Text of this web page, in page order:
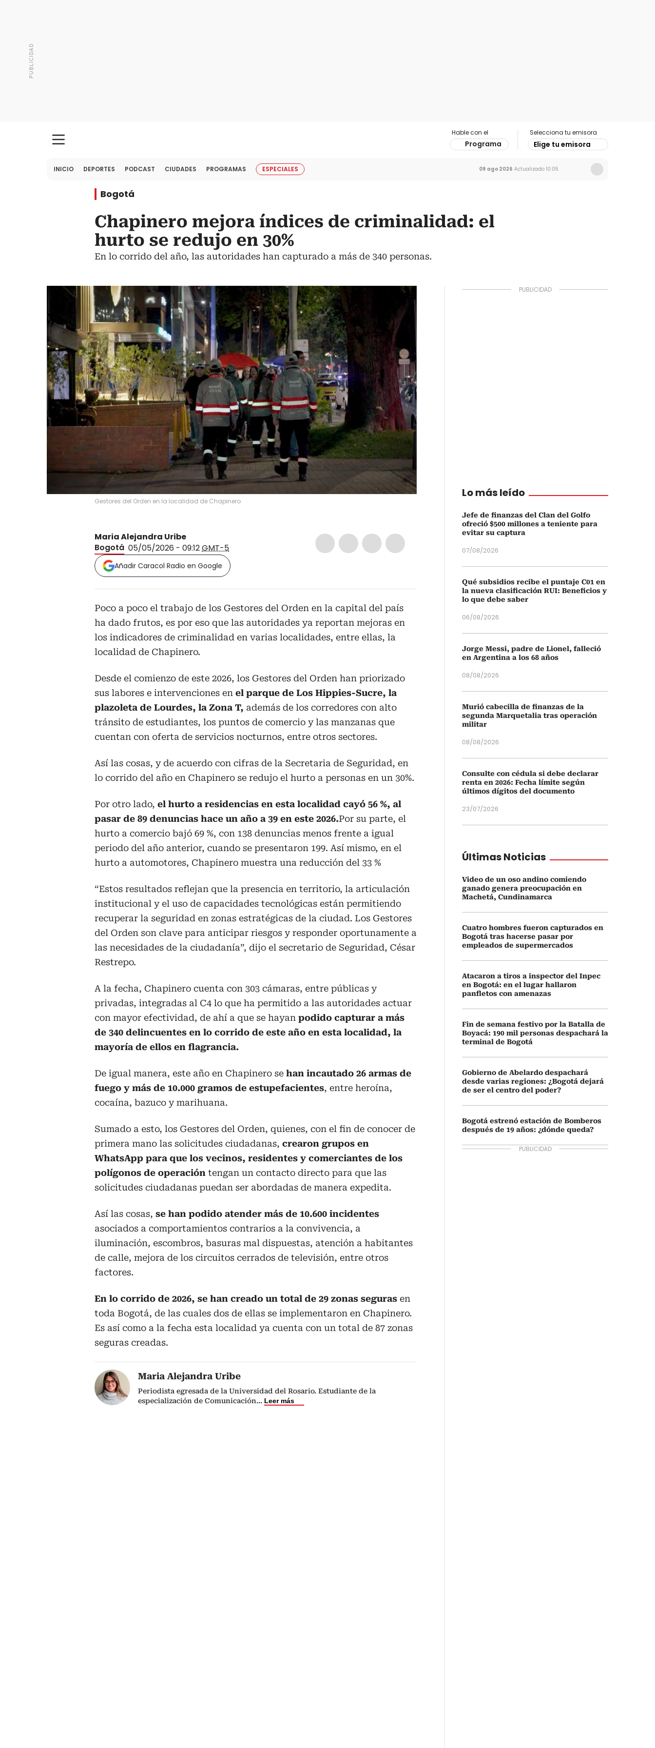
Hable con el
Programa
Selecciona tu emisora
Elige tu emisora
INICIO DEPORTES PODCAST CIUDADES PROGRAMAS ESPECIALES 09 ago 2026 Actualizado 10:05
Bogotá
Chapinero mejora índices de criminalidad: el
hurto se redujo en 30%
En lo corrido del año, las autoridades han capturado a más de 340 personas.
Gestores del Orden en la localidad de Chapinero
Maria Alejandra Uribe
Bogotá 05/05/2026 - 09:12GMT-5
Añadir Caracol Radio en Google
Poco a poco el trabajo de los Gestores del Orden en la capital del país
ha dado frutos, es por eso que las autoridades ya reportan mejoras en
los indicadores de criminalidad en varias localidades, entre ellas, la
localidad de Chapinero.
Desde el comienzo de este 2026, los Gestores del Orden han priorizado
sus labores e intervenciones en el parque de Los Hippies-Sucre, la
plazoleta de Lourdes, la Zona T, además de los corredores con alto
tránsito de estudiantes, los puntos de comercio y las manzanas que
cuentan con oferta de servicios nocturnos, entre otros sectores.
Así las cosas, y de acuerdo con cifras de la Secretaria de Seguridad, en
lo corrido del año en Chapinero se redujo el hurto a personas en un 30%.
Por otro lado, el hurto a residencias en esta localidad cayó 56 %, al
pasar de 89 denuncias hace un año a 39 en este 2026.Por su parte, el
hurto a comercio bajó 69 %, con 138 denuncias menos frente a igual
periodo del año anterior, cuando se presentaron 199. Así mismo, en el
hurto a automotores, Chapinero muestra una reducción del 33 %
“Estos resultados reflejan que la presencia en territorio, la articulación
institucional y el uso de capacidades tecnológicas están permitiendo
recuperar la seguridad en zonas estratégicas de la ciudad. Los Gestores
del Orden son clave para anticipar riesgos y responder oportunamente a
las necesidades de la ciudadanía”, dijo el secretario de Seguridad, César
Restrepo.
A la fecha, Chapinero cuenta con 303 cámaras, entre públicas y
privadas, integradas al C4 lo que ha permitido a las autoridades actuar
con mayor efectividad, de ahí a que se hayan podido capturar a más
de 340 delincuentes en lo corrido de este año en esta localidad, la
mayoría de ellos en flagrancia.
De igual manera, este año en Chapinero se han incautado 26 armas de
fuego y más de 10.000 gramos de estupefacientes, entre heroína,
cocaína, bazuco y marihuana.
Sumado a esto, los Gestores del Orden, quienes, con el fin de conocer de
primera mano las solicitudes ciudadanas, crearon grupos en
WhatsApp para que los vecinos, residentes y comerciantes de los
polígonos de operación tengan un contacto directo para que las
solicitudes ciudadanas puedan ser abordadas de manera expedita.
Así las cosas, se han podido atender más de 10.600 incidentes
asociados a comportamientos contrarios a la convivencia, a
iluminación, escombros, basuras mal dispuestas, atención a habitantes
de calle, mejora de los circuitos cerrados de televisión, entre otros
factores.
En lo corrido de 2026, se han creado un total de 29 zonas seguras en
toda Bogotá, de las cuales dos de ellas se implementaron en Chapinero.
Es así como a la fecha esta localidad ya cuenta con un total de 87 zonas
seguras creadas.
Maria Alejandra Uribe
Periodista egresada de la Universidad del Rosario. Estudiante de la
especialización de Comunicación... Leer más
Lo más leído
Jefe de finanzas del Clan del Golfo
ofreció $500 millones a teniente para
evitar su captura
07/08/2026
Qué subsidios recibe el puntaje C01 en
la nueva clasificación RUI: Beneficios y
lo que debe saber
06/08/2026
Jorge Messi, padre de Lionel, falleció
en Argentina a los 68 años
08/08/2026
Murió cabecilla de finanzas de la
segunda Marquetalia tras operación
militar
08/08/2026
Consulte con cédula si debe declarar
renta en 2026: Fecha límite según
últimos dígitos del documento
23/07/2026
Últimas Noticias
Video de un oso andino comiendo
ganado genera preocupación en
Machetá, Cundinamarca
Cuatro hombres fueron capturados en
Bogotá tras hacerse pasar por
empleados de supermercados
Atacaron a tiros a inspector del Inpec
en Bogotá: en el lugar hallaron
panfletos con amenazas
Fin de semana festivo por la Batalla de
Boyacá: 190 mil personas despachará la
terminal de Bogotá
Gobierno de Abelardo despachará
desde varias regiones: ¿Bogotá dejará
de ser el centro del poder?
Bogotá estrenó estación de Bomberos
después de 19 años: ¿dónde queda?